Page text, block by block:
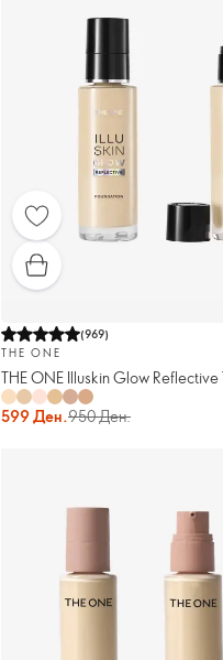
(969)
THE ONE
THE ONE Illuskin Glow
599 Ден.950 Ден.